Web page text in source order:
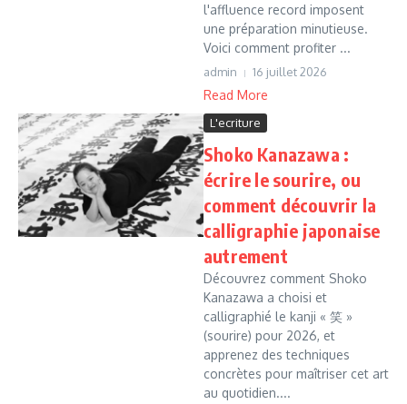
l'affluence record imposent
une préparation minutieuse.
Voici comment profiter ...
admin 16 juillet 2026
Read More
L'ecriture
Shoko Kanazawa :
écrire le sourire, ou
comment découvrir la
calligraphie japonaise
autrement
Découvrez comment Shoko
Kanazawa a choisi et
calligraphié le kanji « 笑 »
(sourire) pour 2026, et
apprenez des techniques
concrètes pour maîtriser cet art
au quotidien....